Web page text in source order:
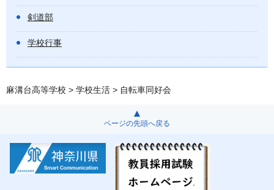
剣道部
学校行事
麻溝台高等学校 > 学校生活 > 自転車同好会
ページの先頭へ戻る